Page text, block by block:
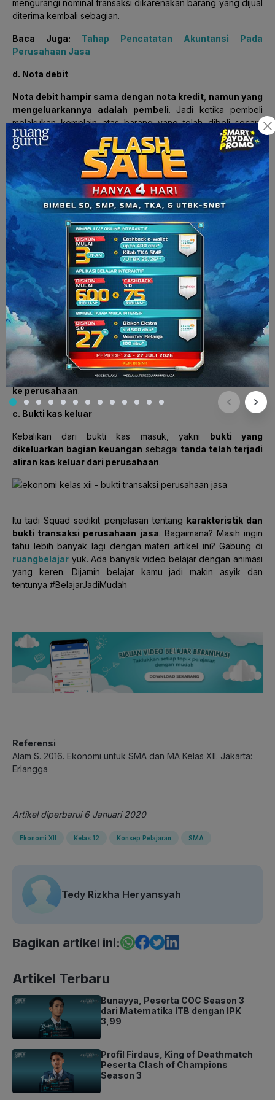
mengurangi nominal transaksi dikarenakan barang yang dijual
diterima kembali sebagian.
Baca Juga: Tahap Pencatatan Akuntansi Pada
Perusahaan Jasa
d. Nota debit
Nota debit hampir sama dengan nota kredit, namun yang
mengeluarkannya adalah pembeli. Jadi ketika pembeli
melakukan komplain atas barang yang telah dibeli secara
kredit biasanya pembeli akan mengembalikan barang
tersebut lalu membuat bukti berupa nota debit agar penjual
mengurangi nominal transaksi sebelumnya.
Sekarang kita bahas tentangbukti transaksi internalya
Squad, ada tiga macam bukti transaksi internal nih Squad.
Memo, bukti kas masuk, dan bukti kas keluar.
a. Memo
Memo itu semacamsurat perintah dari atasan kepada
bawahan untuk melakukan aktivitas tertentu yang
berkaitan dengan keuangan. Contohnya begini, kamu jadi
supervisor di sebuah perusahaan jasa. Nah, direktur
pemasaran kamu memerintahkan untuk membuat hasil laporan
penjualan bulan ini
b. Bukti kas masuk
Bukti kas masuk merupakanbukti yang dikeluarkan bagian
keuangansebagaitanda telah terjadi aliran kas masuk
ke perusahaan.
c. Bukti kas keluar
Kebalikan dari bukti kas masuk, yakni bukti yang
dikeluarkan bagian keuangan sebagai tanda telah terjadi
aliran kas keluar dari perusahaan.
Itu tadi Squad sedikit penjelasan tentang karakteristik dan
bukti transaksi perusahaan jasa. Bagaimana? Masih ingin
tahu lebih banyak lagi dengan materi artikel ini? Gabung di
ruangbelajar yuk. Ada banyak video belajar dengan animasi
yang keren. Dijamin belajar kamu jadi makin asyik dan
tentunya #BelajarJadiMudah
Referensi
Alam S. 2016. Ekonomi untuk SMA dan MA Kelas XII. Jakarta:
Erlangga
Artikel diperbarui 6 Januari 2020
Ekonomi XII Kelas 12 Konsep Pelajaran SMA
Tedy Rizkha Heryansyah
Bagikan artikel ini:
Artikel Terbaru
Bunayya, Peserta COC Season 3
dari Matematika ITB dengan IPK
3,99
Profil Firdaus, King of Deathmatch
Peserta Clash of Champions
Season 3